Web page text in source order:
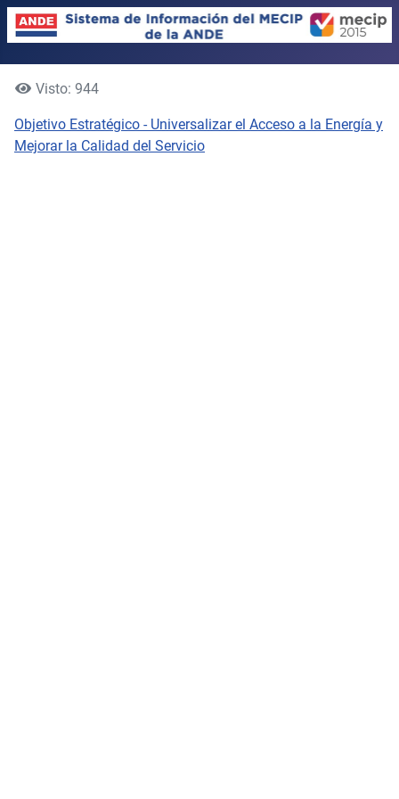
Visto: 944
Objetivo Estratégico - Universalizar el Acceso a la Energía y
Mejorar la Calidad del Servicio